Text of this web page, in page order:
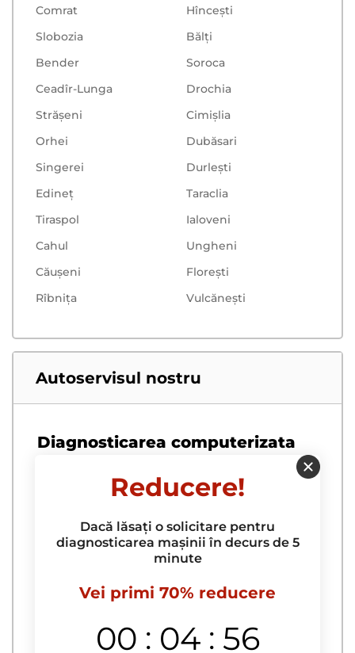
Comrat
Hînceşti
Slobozia
Bălţi
Bender
Soroca
Ceadîr-Lunga
Drochia
Strășeni
Cimișlia
Orhei
Dubăsari
Singerei
Durlești
Edineț
Taraclia
Tiraspol
Ialoveni
Cahul
Ungheni
Căușeni
Floreşti
Rîbnița
Vulcăneşti
Autoservisul nostru
Diagnosticarea computerizata
Diagnosticare ABS
Diagnosticare articulatii omocinetice
Diagnosticare auto
Diagnosticare bratari
Diagnosticare bucselor pentru brate
Reducere!
Dacă lăsați o solicitare pentru
diagnosticarea mașinii în decurs de 5
minute
Vei primi 70% reducere
00 : 04 : 55